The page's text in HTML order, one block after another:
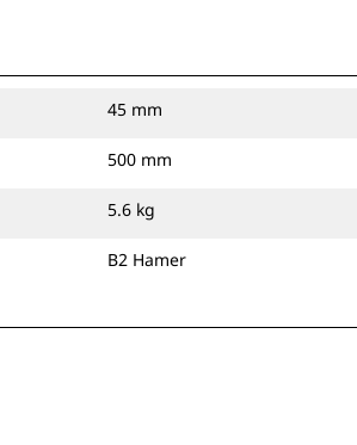
45 mm
500 mm
5.6 kg
B2 Hamer